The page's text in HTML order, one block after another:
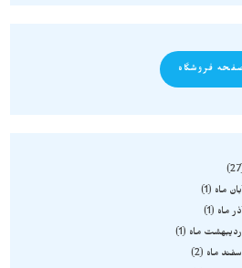
فروشگاه
27
ماه
1
ماه
1
ماه
1
ماه
2